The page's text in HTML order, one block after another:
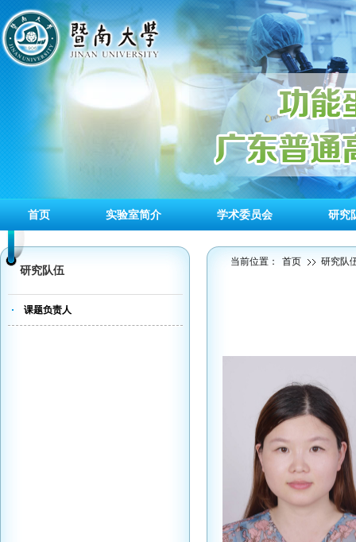
首页 实验室简介 学术委员会 研究
研究队伍
课题负责人
当前位置： 首页 研究队